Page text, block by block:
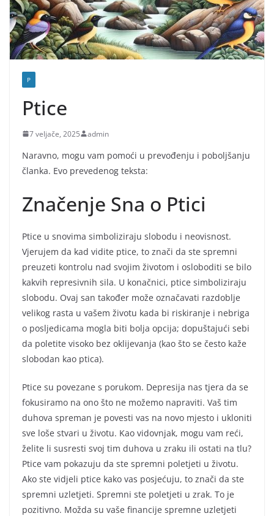
P
Ptice
7 veljače, 2025 admin
Naravno, mogu vam pomoći u prevođenju i poboljšanju
članka. Evo prevedenog teksta:
Značenje Sna o Ptici
Ptice u snovima simboliziraju slobodu i neovisnost.
Vjerujem da kad vidite ptice, to znači da ste spremni
preuzeti kontrolu nad svojim životom i osloboditi se bilo
kakvih represivnih sila. U konačnici, ptice simboliziraju
slobodu. Ovaj san također može označavati razdoblje
velikog rasta u vašem životu kada bi riskiranje i nebriga
o posljedicama mogla biti bolja opcija; dopuštajući sebi
da poletite visoko bez oklijevanja (kao što se često kaže
slobodan kao ptica).
Ptice su povezane s porukom. Depresija nas tjera da se
fokusiramo na ono što ne možemo napraviti. Vaš tim
duhova spreman je povesti vas na novo mjesto i ukloniti
sve loše stvari u životu. Kao vidovnjak, mogu vam reći,
želite li susresti svoj tim duhova u zraku ili ostati na tlu?
Ptice vam pokazuju da ste spremni poletjeti u životu.
Ako ste vidjeli ptice kako vas posjećuju, to znači da ste
spremni uzletjeti. Spremni ste poletjeti u zrak. To je
pozitivno. Možda su vaše financije spremne uzletjeti